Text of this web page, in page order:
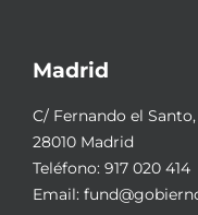
Madrid
C/ Fernando el
28010 Madrid
Teléfono: 917 020 414
Email: